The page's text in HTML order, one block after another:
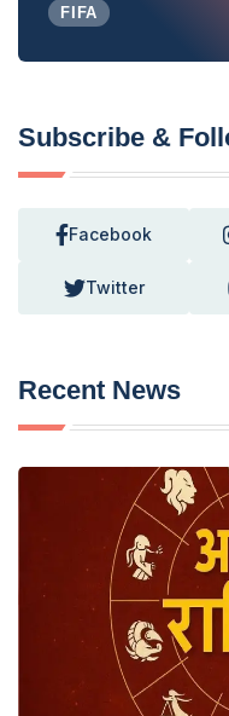
FIFA
Subscribe &
Facebook
Twitter
Recent News